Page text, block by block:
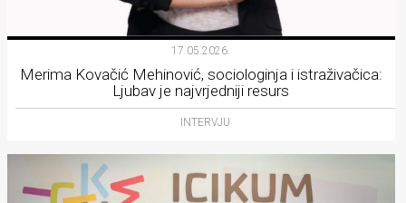
17.05.2026.
Merima Kovačić Mehinović, sociologinja i istraživačica:
Ljubav je najvrjedniji resurs
INTERVJU